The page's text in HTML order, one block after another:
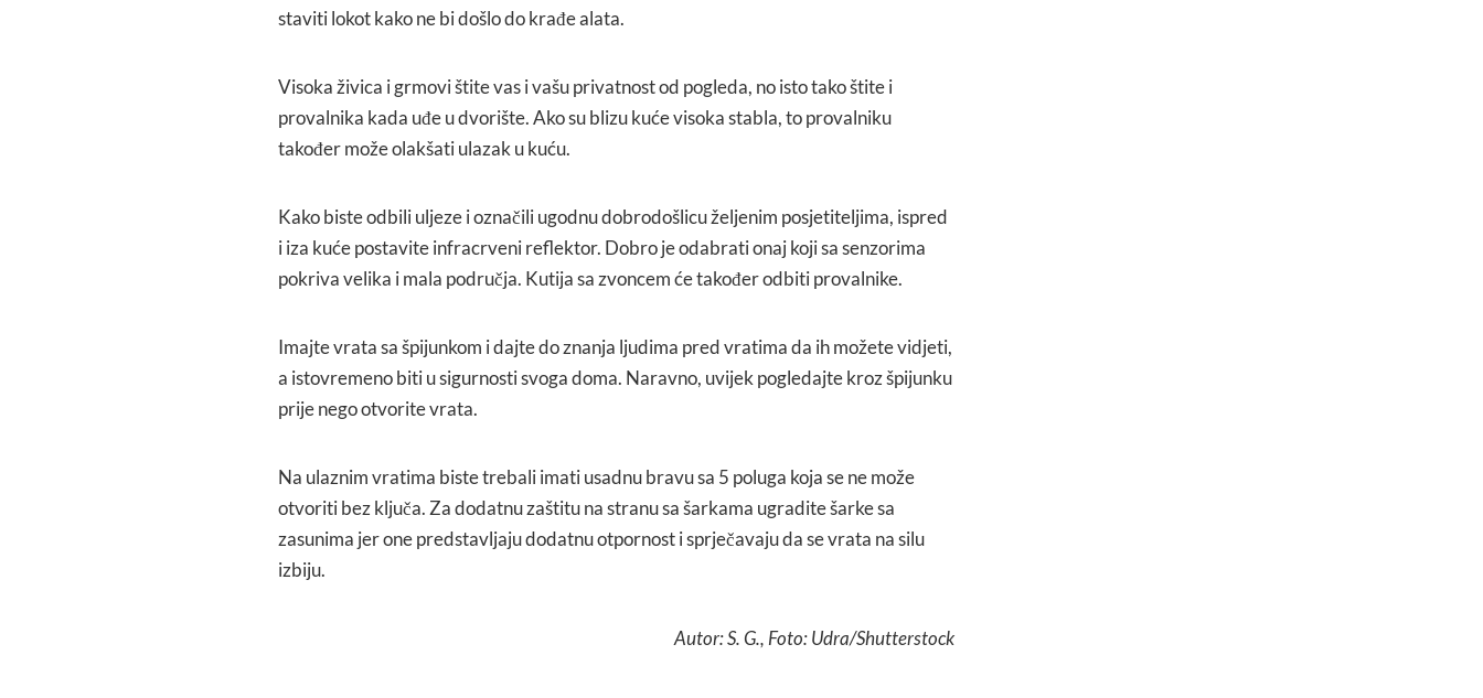
staviti lokot kako ne bi došlo do krađe alata.
Visoka živica i grmovi štite vas i vašu privatnost od pogleda, no isto tako štite i
provalnika kada uđe u dvorište. Ako su blizu kuće visoka stabla, to provalniku
također može olakšati ulazak u kuću.
Kako biste odbili uljeze i označili ugodnu dobrodošlicu željenim posjetiteljima, ispred
i iza kuće postavite infracrveni reflektor. Dobro je odabrati onaj koji sa senzorima
pokriva velika i mala područja. Kutija sa zvoncem će također odbiti provalnike.
Imajte vrata sa špijunkom i dajte do znanja ljudima pred vratima da ih možete vidjeti,
a istovremeno biti u sigurnosti svoga doma. Naravno, uvijek pogledajte kroz špijunku
prije nego otvorite vrata.
Na ulaznim vratima biste trebali imati usadnu bravu sa 5 poluga koja se ne može
otvoriti bez ključa. Za dodatnu zaštitu na stranu sa šarkama ugradite šarke sa
zasunima jer one predstavljaju dodatnu otpornost i sprječavaju da se vrata na silu
izbiju.
Autor: S. G., Foto: Udra/Shutterstock